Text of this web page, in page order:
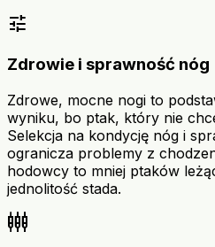
tune
Zdrowie i sprawność nóg
Zdrowe, mocne nogi to
wyniku, bo ptak, który nie
Selekcja na kondycję nóg i
ogranicza problemy z
hodowcy to mniej ptaków
jednolitość stada.
settings_input_component